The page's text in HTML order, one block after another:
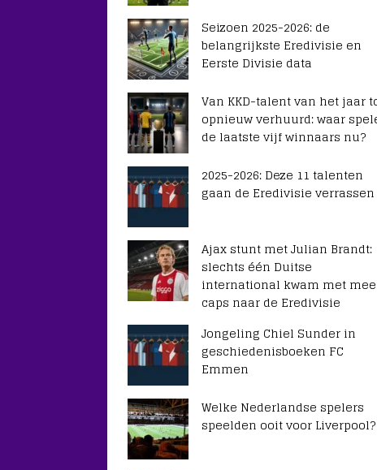
Seizoen 2025-2026: de
belangrijkste Eredivisie en
Eerste Divisie data
Van KKD-talent van het jaar
opnieuw verhuurd: waar
de laatste vijf winnaars nu?
2025-2026: Deze 11 talenten
gaan de Eredivisie verrassen
Ajax stunt met Julian Brandt:
slechts één Duitse
international kwam met
caps naar de Eredivisie
Jongeling Chiel Sunder in
geschiedenisboeken FC
Emmen
Welke Nederlandse spelers
speelden ooit voor Liverpool?